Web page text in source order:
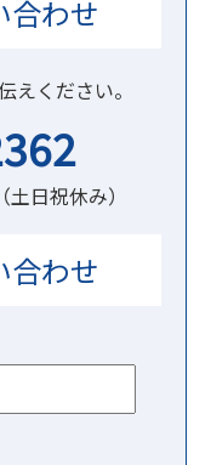
合わせ
えください。
日祝休み）
合わせ